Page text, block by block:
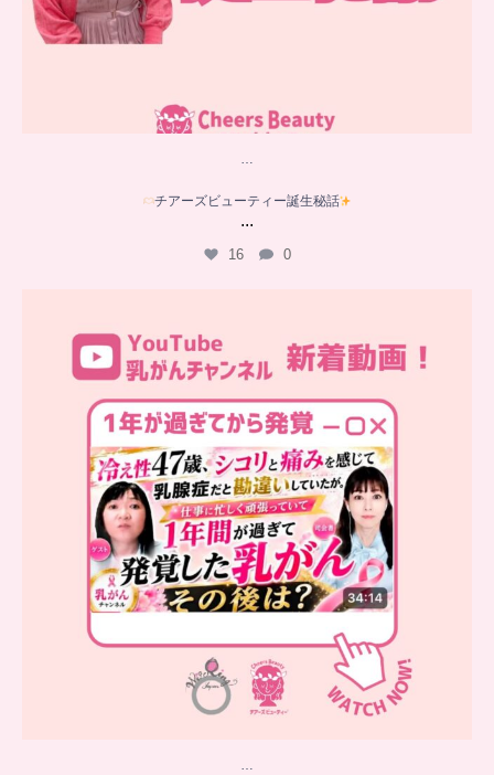
…
チアーズビューティー誕生秘話
...
16 0
新着動画
シコリと痛みを感じて
...
10
…